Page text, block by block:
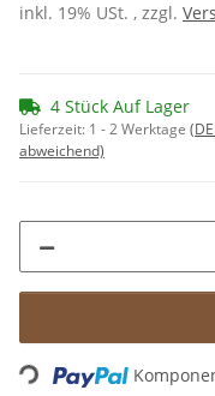
inkl. 19% USt. , zzgl.
4 Stück Auf Lager
Lieferzeit: 1 - 2 Werktage
abweichend)
Loading...